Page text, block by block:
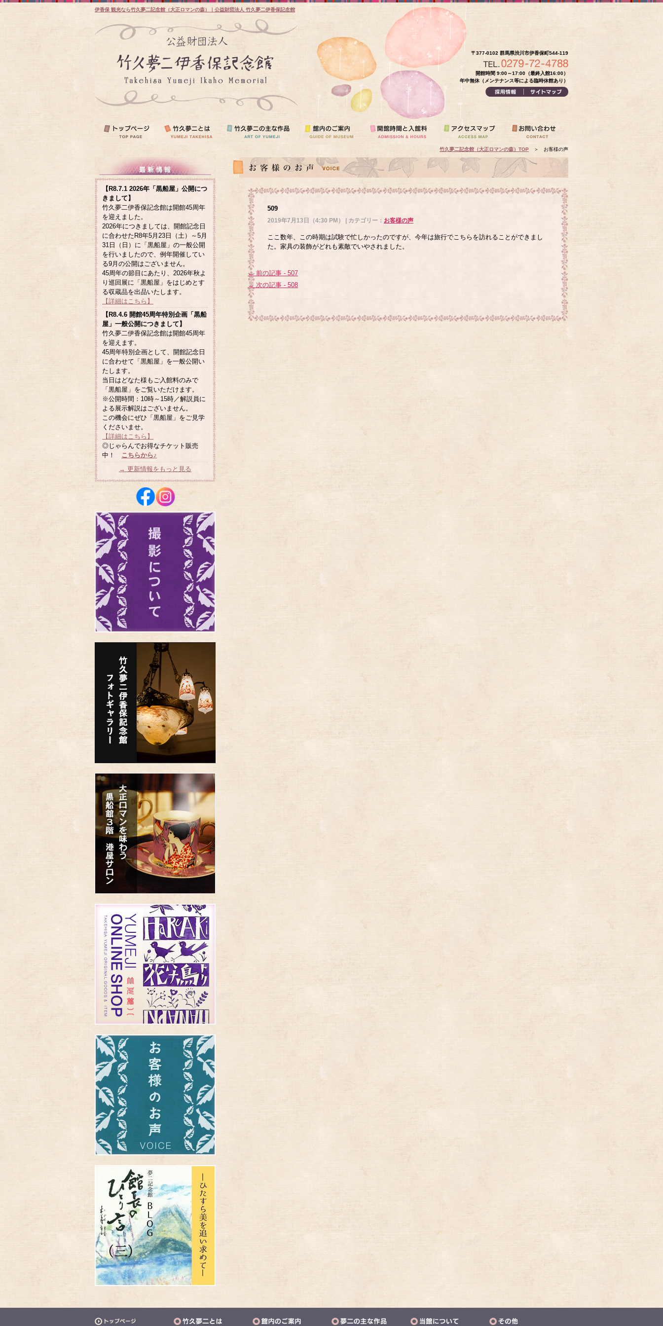
伊香保 観光なら竹久夢二記念館（大正ロマンの森）｜公益財団法人 竹久夢二伊香保記念館
〒377-0102 群馬県渋川市伊香保町544-119
開館時間 9:00～17:00（最終入館16:00）
年中無休（メンテナンス等による臨時休館あり）
竹久夢二記念館（大正ロマンの森）TOP ＞ お客様の声
509
2019年7月13日（4:30 PM） | カテゴリー： お客様の声
ここ数年、この時期は試験で忙しかったのですが、今年は旅行でこちらを訪れることができまし
た。家具の装飾がどれも素敵でいやされました。
← 前の記事 - 507
→ 次の記事 - 508
【R8.7.1 2026年「黒船屋」公開につ
きまして】
竹久夢二伊香保記念館は開館45周年
を迎えました。
2026年につきましては、開館記念日
に合わせたR8年5月23日（土）～5月
31日（日）に「黒船屋」の一般公開
を行いましたので、例年開催してい
る9月の公開はございません。
45周年の節目にあたり、2026年秋よ
り巡回展に「黒船屋」をはじめとす
る収蔵品を出品いたします。
【詳細はこちら】
【R8.4.6 開館45周年特別企画「黒船
屋」一般公開につきまして】
竹久夢二伊香保記念館は開館45周年
を迎えます。
45周年特別企画として、開館記念日
に合わせて「黒船屋」を一般公開い
たします。
当日はどなた様もご入館料のみで
「黒船屋」をご覧いただけます。
※公開時間：10時～15時／解説員に
よる展示解説はございません。
この機会にぜひ「黒船屋」をご見学
くださいませ。
【詳細はこちら】
◎じゃらんでお得なチケット販売
中！ こちらから♪
→ 更新情報をもっと見る